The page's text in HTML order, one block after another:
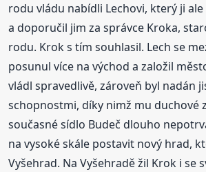
rodu vládu nabídli Lechovi, který ji
a doporučil jim za správce Kroka,
rodu. Krok s tím souhlasil. Lech se
posunul více na východ a založil
vládl spravedlivě, zároveň byl nadán
schopnostmi, díky nimž mu duchové
současné sídlo Budeč dlouho
na vysoké skále postavit nový hrad,
Vyšehrad. Na Vyšehradě žil Krok i se